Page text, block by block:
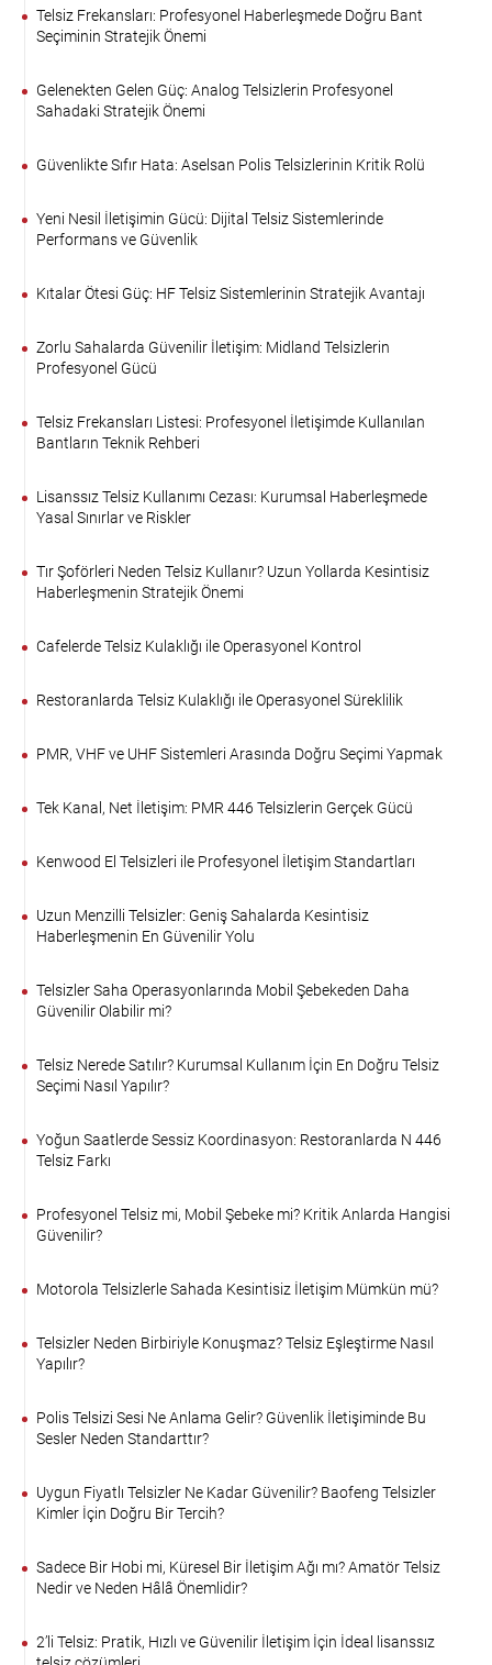
Telsiz Frekansları: Profesyonel Haberleşmede Doğru Bant
Seçiminin Stratejik Önemi
Gelenekten Gelen Güç: Analog Telsizlerin Profesyonel
Sahadaki Stratejik Önemi
Güvenlikte Sıfır Hata: Aselsan Polis Telsizlerinin Kritik Rolü
Yeni Nesil İletişimin Gücü: Dijital Telsiz Sistemlerinde
Performans ve Güvenlik
Kıtalar Ötesi Güç: HF Telsiz Sistemlerinin Stratejik Avantajı
Zorlu Sahalarda Güvenilir İletişim: Midland Telsizlerin
Profesyonel Gücü
Telsiz Frekansları Listesi: Profesyonel İletişimde Kullanılan
Bantların Teknik Rehberi
Lisanssız Telsiz Kullanımı Cezası: Kurumsal Haberleşmede
Yasal Sınırlar ve Riskler
Tır Şoförleri Neden Telsiz Kullanır? Uzun Yollarda Kesintisiz
Haberleşmenin Stratejik Önemi
Cafelerde Telsiz Kulaklığı ile Operasyonel Kontrol
Restoranlarda Telsiz Kulaklığı ile Operasyonel Süreklilik
PMR, VHF ve UHF Sistemleri Arasında Doğru Seçimi Yapmak
Tek Kanal, Net İletişim: PMR 446 Telsizlerin Gerçek Gücü
Kenwood El Telsizleri ile Profesyonel İletişim Standartları
Uzun Menzilli Telsizler: Geniş Sahalarda Kesintisiz
Haberleşmenin En Güvenilir Yolu
Telsizler Saha Operasyonlarında Mobil Şebekeden Daha
Güvenilir Olabilir mi?
Telsiz Nerede Satılır? Kurumsal Kullanım İçin En Doğru Telsiz
Seçimi Nasıl Yapılır?
Yoğun Saatlerde Sessiz Koordinasyon: Restoranlarda N 446
Telsiz Farkı
Profesyonel Telsiz mi, Mobil Şebeke mi? Kritik Anlarda Hangisi
Güvenilir?
Motorola Telsizlerle Sahada Kesintisiz İletişim Mümkün mü?
Telsizler Neden Birbiriyle Konuşmaz? Telsiz Eşleştirme Nasıl
Yapılır?
Polis Telsizi Sesi Ne Anlama Gelir? Güvenlik İletişiminde Bu
Sesler Neden Standarttır?
Uygun Fiyatlı Telsizler Ne Kadar Güvenilir? Baofeng Telsizler
Kimler İçin Doğru Bir Tercih?
Sadece Bir Hobi mi, Küresel Bir İletişim Ağı mı? Amatör Telsiz
Nedir ve Neden Hâlâ Önemlidir?
2’li Telsiz: Pratik, Hızlı ve Güvenilir İletişim İçin İdeal lisanssız